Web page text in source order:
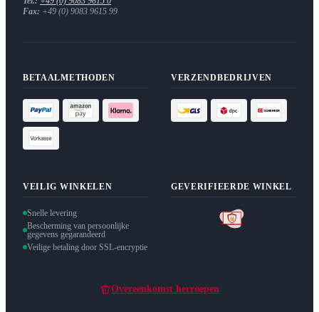
Fax: +49 (0) 9083 9615 99
BETAALMETHODEN VERZENDBEDRIJVEN
VEILIG WINKELEN
Snelle levering
Bescherming van persoonlijke
gegevens gegarandeerd
Veilige betaling door SSL-encryptie
GEVERIFIEERDE WINKEL
Overeenkomst herroepen